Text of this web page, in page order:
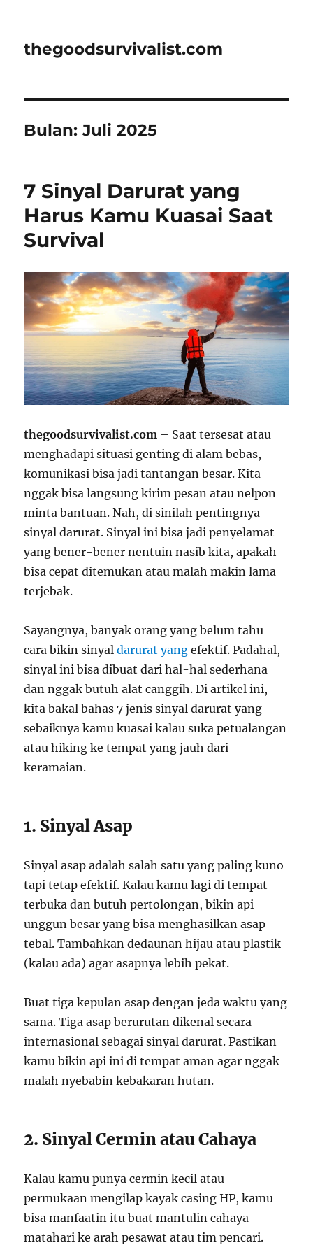
thegoodsurvivalist.com
Bulan:Juli 2025
7 Sinyal Darurat yang
Harus Kamu Kuasai Saat
Survival
thegoodsurvivalist.com – Saat tersesat atau
menghadapi situasi genting di alam bebas,
komunikasi bisa jadi tantangan besar. Kita
nggak bisa langsung kirim pesan atau nelpon
minta bantuan. Nah, di sinilah pentingnya
sinyal darurat. Sinyal ini bisa jadi penyelamat
yang bener-bener nentuin nasib kita, apakah
bisa cepat ditemukan atau malah makin lama
terjebak.
Sayangnya, banyak orang yang belum tahu
cara bikin sinyaldarurat yang efektif. Padahal,
sinyal ini bisa dibuat dari hal-hal sederhana
dan nggak butuh alat canggih. Di artikel ini,
kita bakal bahas 7 jenis sinyal darurat yang
sebaiknya kamu kuasai kalau suka petualangan
atau hiking ke tempat yang jauh dari
keramaian.
1. Sinyal Asap
Sinyal asap adalah salah satu yang paling kuno
tapi tetap efektif. Kalau kamu lagi di tempat
terbuka dan butuh pertolongan, bikin api
unggun besar yang bisa menghasilkan asap
tebal. Tambahkan dedaunan hijau atau plastik
(kalau ada) agar asapnya lebih pekat.
Buat tiga kepulan asap dengan jeda waktu yang
sama. Tiga asap berurutan dikenal secara
internasional sebagai sinyal darurat. Pastikan
kamu bikin api ini di tempat aman agar nggak
malah nyebabin kebakaran hutan.
2. Sinyal Cermin atau Cahaya
Kalau kamu punya cermin kecil atau
permukaan mengilap kayak casing HP, kamu
bisa manfaatin itu buat mantulin cahaya
matahari ke arah pesawat atau tim pencari.